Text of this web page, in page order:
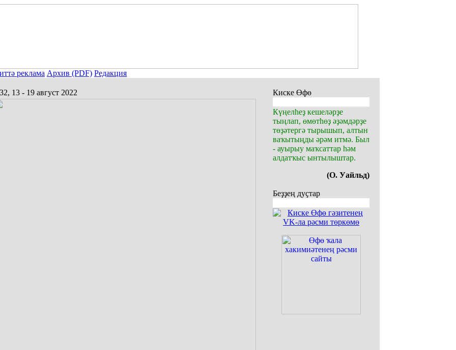
реклама Архив (PDF) Редакция
13 - 19 август 2022 Киске Өфө
Күңелһеҙ кешеләрҙе
тыңлап, өмөтһөҙ әҙәмдәрҙе
төҙәтергә тырышып, алтын
ваҡытыңды әрәм итмә. Был
- ауырыу маҡсаттар һәм
алдатҡыс ынтылыштар.
(О. Уайльд)
Беҙҙең дуҫтар